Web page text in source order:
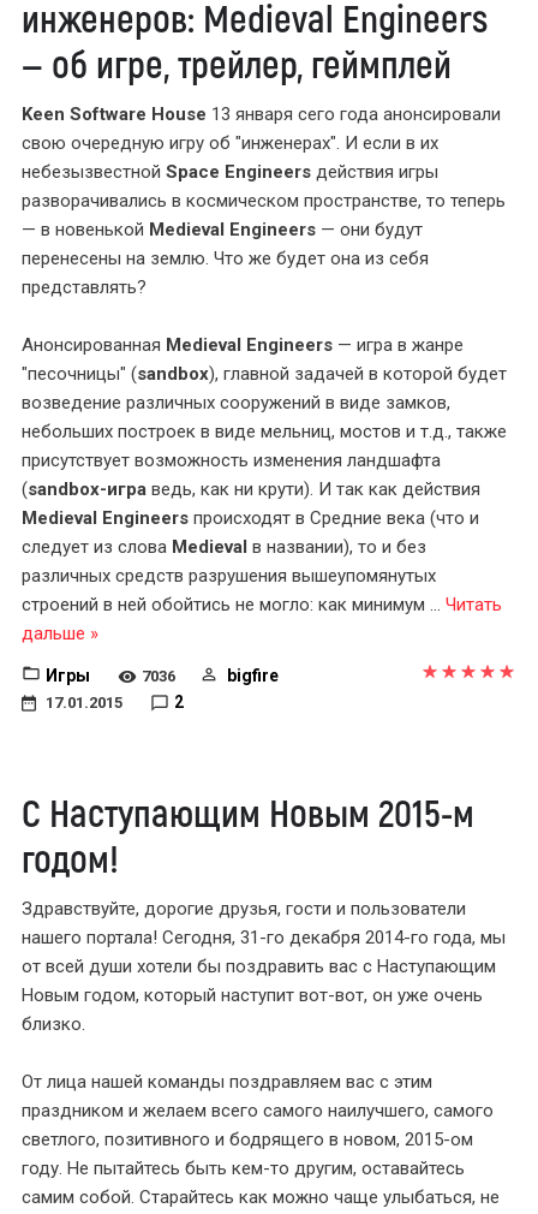
инженеров: Medieval Engineers
— об игре, трейлер, геймплей
Keen Software House 13 января сего года анонсировали
свою очередную игру об "инженерах". И если в их
небезызвестной Space Engineers действия игры
разворачивались в космическом пространстве, то теперь
— в новенькой Medieval Engineers — они будут
перенесены на землю. Что же будет она из себя
представлять?
Анонсированная Medieval Engineers — игра в жанре
"песочницы" (sandbox), главной задачей в которой будет
возведение различных сооружений в виде замков,
небольших построек в виде мельниц, мостов и т.д., также
присутствует возможность изменения ландшафта
(sandbox-игра ведь, как ни крути). И так как действия
Medieval Engineers происходят в Средние века (что и
следует из слова Medieval в названии), то и без
различных средств разрушения вышеупомянутых
строений в ней обойтись не могло: как минимум ... Читать
дальше »
Игры 7036 bigfire
17.01.2015 2
С Наступающим Новым 2015-м
годом!
Здравствуйте, дорогие друзья, гости и пользователи
нашего портала! Сегодня, 31-го декабря 2014-го года, мы
от всей души хотели бы поздравить вас с Наступающим
Новым годом, который наступит вот-вот, он уже очень
близко.
От лица нашей команды поздравляем вас с этим
праздником и желаем всего самого наилучшего, самого
светлого, позитивного и бодрящего в новом, 2015-ом
году. Не пытайтесь быть кем-то другим, оставайтесь
самим собой. Старайтесь как можно чаще улыбаться, не